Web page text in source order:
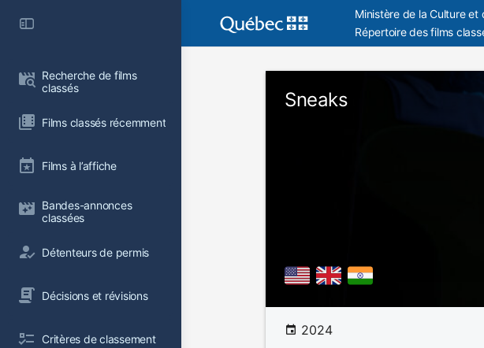
Recherche de films
classés
Films classés récemment
Films à l’affiche
Bandes-annonces
classées
Détenteurs de permis
Décisions et révisions
Critères de classement
Ministère de la Culture et
Répertoire des films
Sneaks
2024